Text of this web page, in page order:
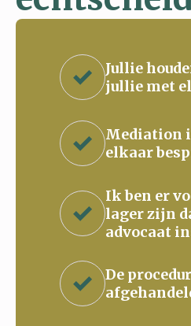
Jullie
jullie met
Mediation
elkaar
Ik ben er
lager zijn
advocaat
De